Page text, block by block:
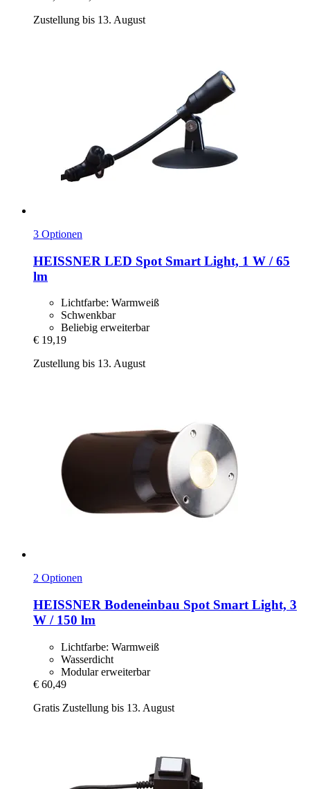
Zustellung bis 13. August
3 Optionen
HEISSNER LED Spot Smart Light, 1 W / 65
lm
Lichtfarbe: Warmweiß
Schwenkbar
Beliebig erweiterbar
€ 19,19
Zustellung bis 13. August
2 Optionen
HEISSNER Bodeneinbau Spot Smart Light, 3
W / 150 lm
Lichtfarbe: Warmweiß
Wasserdicht
Modular erweiterbar
€ 60,49
Gratis Zustellung bis 13. August